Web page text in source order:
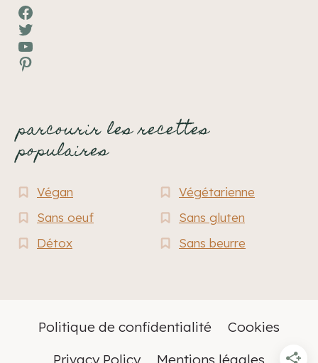
Facebook
Twitter
YouTube
Pinterest
parcourir les recettes
populaires
Végan
Végétarienne
Sans oeuf
Sans gluten
Détox
Sans beurre
Politique de confidentialité
Cookies